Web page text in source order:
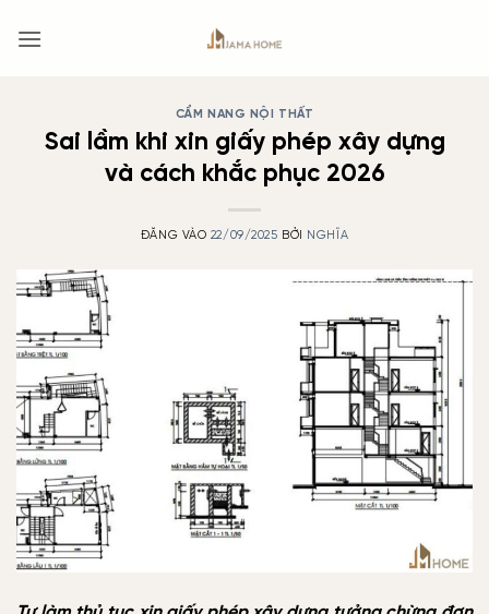
qua
CẨM NANG NỘI THẤT
Sai lầm khi xin giấy phép xây dựng
và cách khắc phục 2026
ĐĂNG VÀO 22/09/2025 BỞI NGHĨA